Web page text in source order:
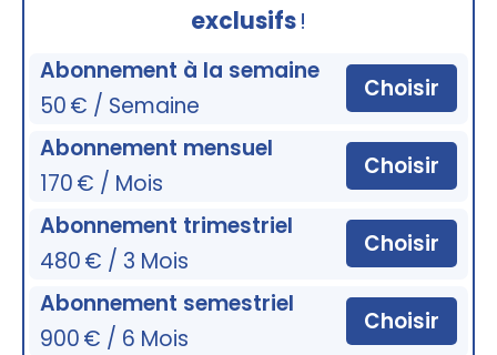
exclusifs!
Abonnement à la semaine
50 € / Semaine
Choisir
Abonnement mensuel
170 € / Mois
Choisir
Abonnement trimestriel
480 € / 3 Mois
Choisir
Abonnement semestriel
900 € / 6 Mois
Choisir